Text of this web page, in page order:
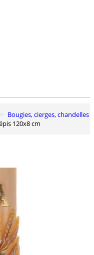
Bougies, cierges, chandelles
120x8 cm